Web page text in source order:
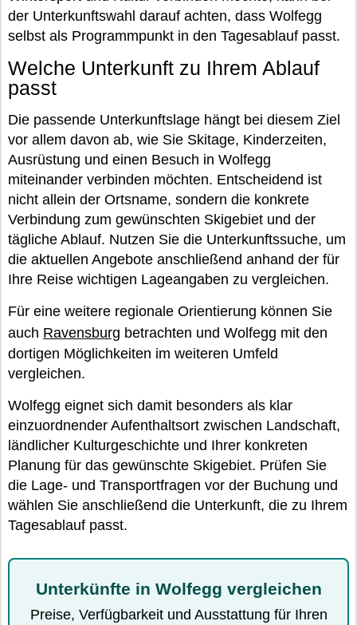
der Unterkunftswahl darauf achten, dass Wolfegg
selbst als Programmpunkt in den Tagesablauf passt.
Welche Unterkunft zu Ihrem Ablauf
passt
Die passende Unterkunftslage hängt bei diesem Ziel
vor allem davon ab, wie Sie Skitage, Kinderzeiten,
Ausrüstung und einen Besuch in Wolfegg
miteinander verbinden möchten. Entscheidend ist
nicht allein der Ortsname, sondern die konkrete
Verbindung zum gewünschten Skigebiet und der
tägliche Ablauf. Nutzen Sie die Unterkunftssuche, um
die aktuellen Angebote anschließend anhand der für
Ihre Reise wichtigen Lageangaben zu vergleichen.
Für eine weitere regionale Orientierung können Sie
auch Ravensburg betrachten und Wolfegg mit den
dortigen Möglichkeiten im weiteren Umfeld
vergleichen.
Wolfegg eignet sich damit besonders als klar
einzuordnender Aufenthaltsort zwischen Landschaft,
ländlicher Kulturgeschichte und Ihrer konkreten
Planung für das gewünschte Skigebiet. Prüfen Sie
die Lage- und Transportfragen vor der Buchung und
wählen Sie anschließend die Unterkunft, die zu Ihrem
Tagesablauf passt.
Unterkünfte in Wolfegg vergleichen
Preise, Verfügbarkeit und Ausstattung für Ihren